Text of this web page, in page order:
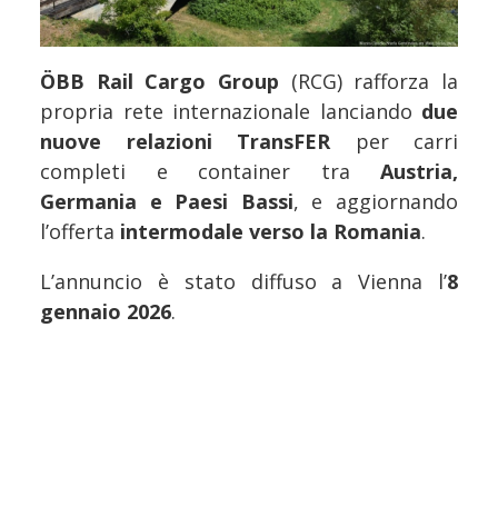
ÖBB Rail Cargo Group (RCG) rafforza la
propria rete internazionale lanciando due
nuove relazioni TransFERper carri
completi e container tra Austria,
Germania e Paesi Bassi, e aggiornando
l’offerta intermodale verso la Romania.
L’annuncio è stato diffuso a Vienna l’8
gennaio 2026.